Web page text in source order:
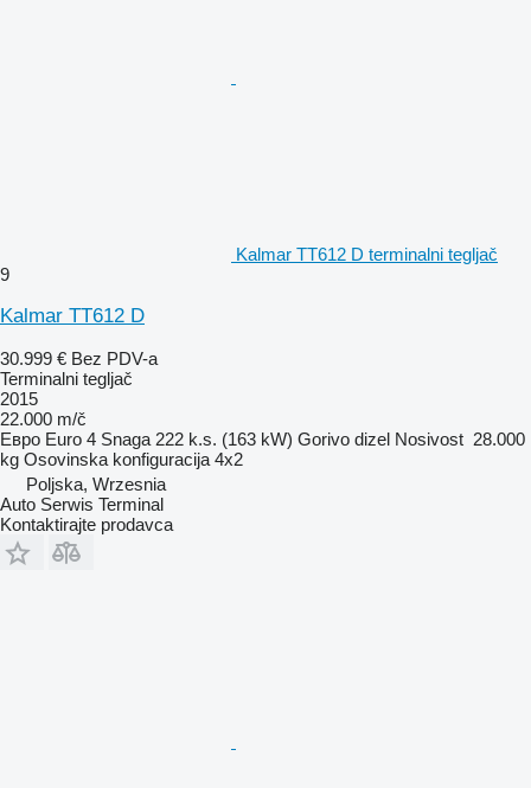
Kalmar TT612 D terminalni tegljač
9
Kalmar TT612 D
30.999 € Bez PDV-a
Terminalni tegljač
2015
22.000 m/č
Евро Euro 4 Snaga 222 k.s. (163 kW) Gorivo dizel Nosivost 28.000
kg Osovinska konfiguracija 4x2
Poljska, Wrzesnia
Auto Serwis Terminal
Kontaktirajte prodavca